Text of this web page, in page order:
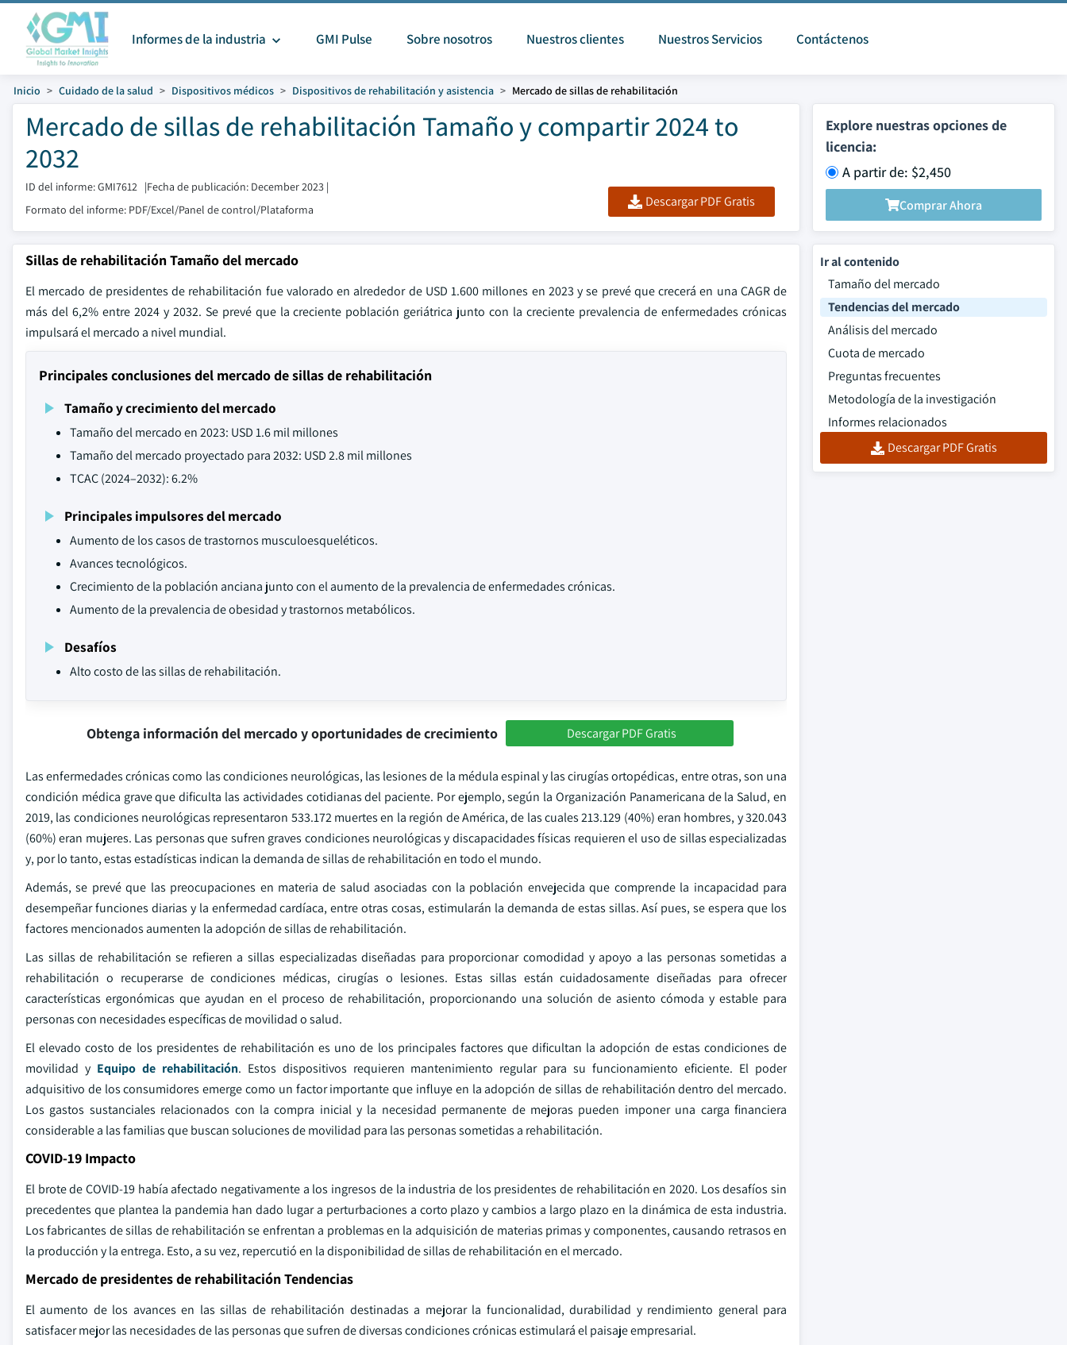
Informes de la industria GMI Pulse Sobre nosotros Nuestros clientes Nuestros Servicios Contáctenos
Inicio Cuidado de la salud Dispositivos médicos Dispositivos de rehabilitación y asistencia Mercado de sillas de rehabilitación
Mercado de sillas de rehabilitación Tamaño y compartir 2024 to
2032
ID del informe: GMI7612 |Fecha de publicación: December 2023 |
Formato del informe: PDF/Excel/Panel de control/Plataforma
Descargar PDF Gratis
Explore nuestras opciones de
licencia:
A partir de: $2,450
Comprar Ahora
Sillas de rehabilitación Tamaño del mercado
El mercado de presidentes de rehabilitación fue valorado en alrededor de USD 1.600 millones en 2023 y se prevé que crecerá en una CAGR de
más del 6,2% entre 2024 y 2032. Se prevé que la creciente población geriátrica junto con la creciente prevalencia de enfermedades crónicas
impulsará el mercado a nivel mundial.
Principales conclusiones del mercado de sillas de rehabilitación
Tamaño y crecimiento del mercado
Tamaño del mercado en 2023: USD 1.6 mil millones
Tamaño del mercado proyectado para 2032: USD 2.8 mil millones
TCAC (2024–2032): 6.2%
Principales impulsores del mercado
Aumento de los casos de trastornos musculoesqueléticos.
Avances tecnológicos.
Crecimiento de la población anciana junto con el aumento de la prevalencia de enfermedades crónicas.
Aumento de la prevalencia de obesidad y trastornos metabólicos.
Desafíos
Alto costo de las sillas de rehabilitación.
Obtenga información del mercado y oportunidades de crecimiento Descargar PDF Gratis
Las enfermedades crónicas como las condiciones neurológicas, las lesiones de la médula espinal y las cirugías ortopédicas, entre otras, son una
condición médica grave que dificulta las actividades cotidianas del paciente. Por ejemplo, según la Organización Panamericana de la Salud, en
2019, las condiciones neurológicas representaron 533.172 muertes en la región de América, de las cuales 213.129 (40%) eran hombres, y 320.043
(60%) eran mujeres. Las personas que sufren graves condiciones neurológicas y discapacidades físicas requieren el uso de sillas especializadas
y, por lo tanto, estas estadísticas indican la demanda de sillas de rehabilitación en todo el mundo.
Además, se prevé que las preocupaciones en materia de salud asociadas con la población envejecida que comprende la incapacidad para
desempeñar funciones diarias y la enfermedad cardíaca, entre otras cosas, estimularán la demanda de estas sillas. Así pues, se espera que los
factores mencionados aumenten la adopción de sillas de rehabilitación.
Las sillas de rehabilitación se refieren a sillas especializadas diseñadas para proporcionar comodidad y apoyo a las personas sometidas a
rehabilitación o recuperarse de condiciones médicas, cirugías o lesiones. Estas sillas están cuidadosamente diseñadas para ofrecer
características ergonómicas que ayudan en el proceso de rehabilitación, proporcionando una solución de asiento cómoda y estable para
personas con necesidades específicas de movilidad o salud.
El elevado costo de los presidentes de rehabilitación es uno de los principales factores que dificultan la adopción de estas condiciones de
movilidad y Equipo de rehabilitación. Estos dispositivos requieren mantenimiento regular para su funcionamiento eficiente. El poder
adquisitivo de los consumidores emerge como un factor importante que influye en la adopción de sillas de rehabilitación dentro del mercado.
Los gastos sustanciales relacionados con la compra inicial y la necesidad permanente de mejoras pueden imponer una carga financiera
considerable a las familias que buscan soluciones de movilidad para las personas sometidas a rehabilitación.
COVID-19 Impacto
El brote de COVID-19 había afectado negativamente a los ingresos de la industria de los presidentes de rehabilitación en 2020. Los desafíos sin
precedentes que plantea la pandemia han dado lugar a perturbaciones a corto plazo y cambios a largo plazo en la dinámica de esta industria.
Los fabricantes de sillas de rehabilitación se enfrentan a problemas en la adquisición de materias primas y componentes, causando retrasos en
la producción y la entrega. Esto, a su vez, repercutió en la disponibilidad de sillas de rehabilitación en el mercado.
Mercado de presidentes de rehabilitación Tendencias
El aumento de los avances en las sillas de rehabilitación destinadas a mejorar la funcionalidad, durabilidad y rendimiento general para
satisfacer mejor las necesidades de las personas que sufren de diversas condiciones crónicas estimulará el paisaje empresarial.
Ir al contenido
Tamaño del mercado
Tendencias del mercado
Análisis del mercado
Cuota de mercado
Preguntas frecuentes
Metodología de la investigación
Informes relacionados
Descargar PDF Gratis